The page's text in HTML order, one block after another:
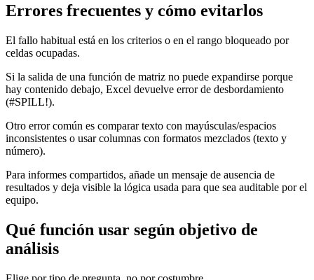
Errores frecuentes y cómo evitarlos
El fallo habitual está en los criterios o en el rango bloqueado por
celdas ocupadas.
Si la salida de una función de matriz no puede expandirse porque
hay contenido debajo, Excel devuelve error de desbordamiento
(#SPILL!).
Otro error común es comparar texto con mayúsculas/espacios
inconsistentes o usar columnas con formatos mezclados (texto y
número).
Para informes compartidos, añade un mensaje de ausencia de
resultados y deja visible la lógica usada para que sea auditable por el
equipo.
Qué función usar según objetivo de
análisis